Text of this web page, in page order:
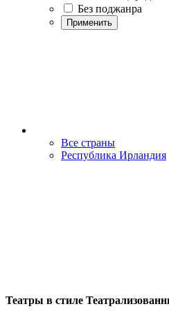
Без поджанра
Применить
Все страны
Республика Ирландия
Театры в стиле